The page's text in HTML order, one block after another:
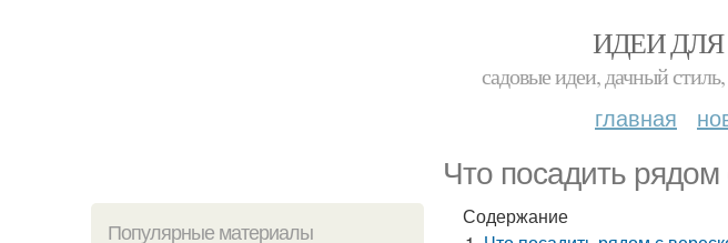
ИДЕИ
садовые идеи, дачный
главная
Что посадить рядом
Популярные материалы
Содержание